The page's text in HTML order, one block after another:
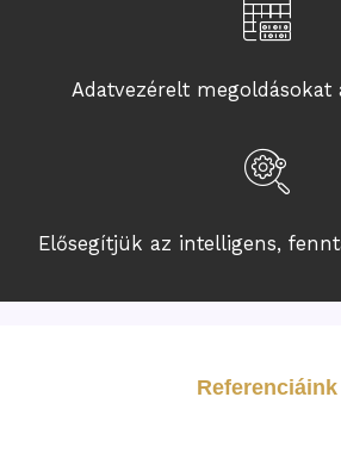
Adatvezérelt
Elősegítjük az intelligens,
Referenciáink